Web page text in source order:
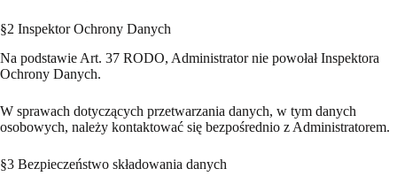
§2 Inspektor Ochrony Danych
Na podstawie Art. 37 RODO, Administrator nie powołał Inspektora
Ochrony Danych.
W sprawach dotyczących przetwarzania danych, w tym danych
osobowych, należy kontaktować się bezpośrednio z Administratorem.
§3 Bezpieczeństwo składowania danych